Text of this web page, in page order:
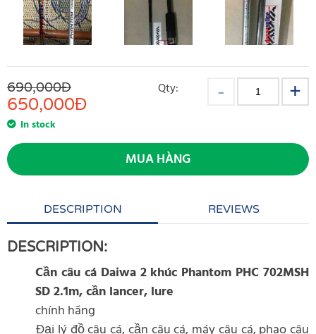
690,000Đ
650,000Đ
In stock
Qty:
MUA HÀNG
DESCRIPTION REVIEWS
DESCRIPTION:
Cần câu cá Daiwa 2 khúc Phantom PHC 702MSH
SD 2.1m, cần lancer, lure
chính hãng